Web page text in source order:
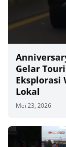
Gelar
Eksplorasi
Lokal
Mei 23, 2026